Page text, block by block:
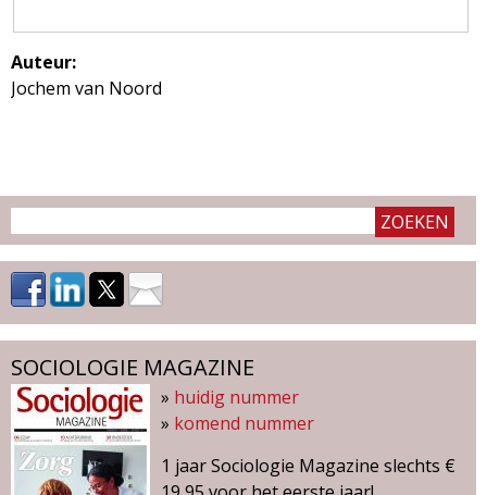
e
n
Auteur:
Jochem van Noord
SOCIOLOGIE MAGAZINE
» huidig nummer
» komend nummer
1 jaar Sociologie Magazine slechts €